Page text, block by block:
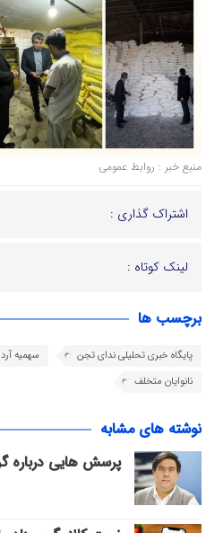
منبع خبر : روابط عمومی
اشتراک گذاری :
لینک کوتاه :
برچسب ها
پایگاه خبری تحلیلی ندای تجن سهمیه آرد
نانوایان متخلف
نوشته های مشابه
پرسش هایی درباره